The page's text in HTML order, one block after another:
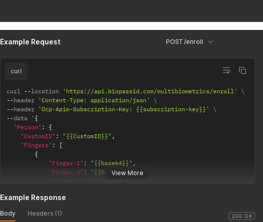
Example Request POST /enroll
View More
curl
curl --location 'https://api.biopassid.com/multibiometrics/enroll'
--header 'Content-Type: application/json'
--header 'Ocp-Apim-Subscription-Key: {{subscription-key}}'
--data ' {
"Person" :
{
"CustomID" : "{{CustomID}}" ,
"Fingers" :
[
{
"Finger-1" : "{{base64}}" ,
"Finger-2" : "{{base64}}",
"Finger-3" : "{{base64}}"
"Finger-5"
"Finger-7"
200 OK
Example Response
Body Headers (1)